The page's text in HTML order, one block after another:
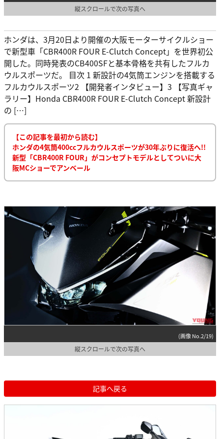
縦スクロールで次の写真へ
ホンダは、3月20日より開催の大阪モーターサイクルショー
で新型車「CBR400R FOUR E-Clutch Concept」を世界初公
開した。同時発表のCB400SFと基本骨格を共有したフルカ
ウルスポーツだ。 目次 1 新設計の4気筒エンジンを搭載する
フルカウルスポーツ2 【開発者インタビュー】3 【写真ギャ
ラリー】Honda CBR400R FOUR E-Clutch Concept 新設計
の […]
【この記事を最初から読む】
ホンダの4気筒400ccフルカウルスポーツが30年ぶりに復活へ!!
新型「CBR400R FOUR」がコンセプトモデルとしてついに大
阪MCショーでアンベール
(画像 No.2/19)
縦スクロールで次の写真へ
記事へ戻る